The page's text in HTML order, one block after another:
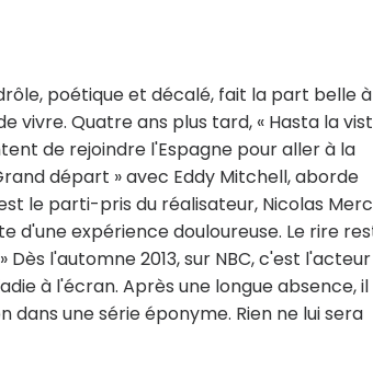
poétique et décalé, fait la part belle à
vivre. Quatre ans plus tard, « Hasta la
de rejoindre l'Espagne pour aller à la
départ » avec Eddy Mitchell, aborde
le parti-pris du réalisateur, Nicolas
d'une expérience douloureuse. Le rire
l'automne 2013, sur NBC, c'est l'acteur
à l'écran. Après une longue absence, il
une série éponyme. Rien ne lui sera